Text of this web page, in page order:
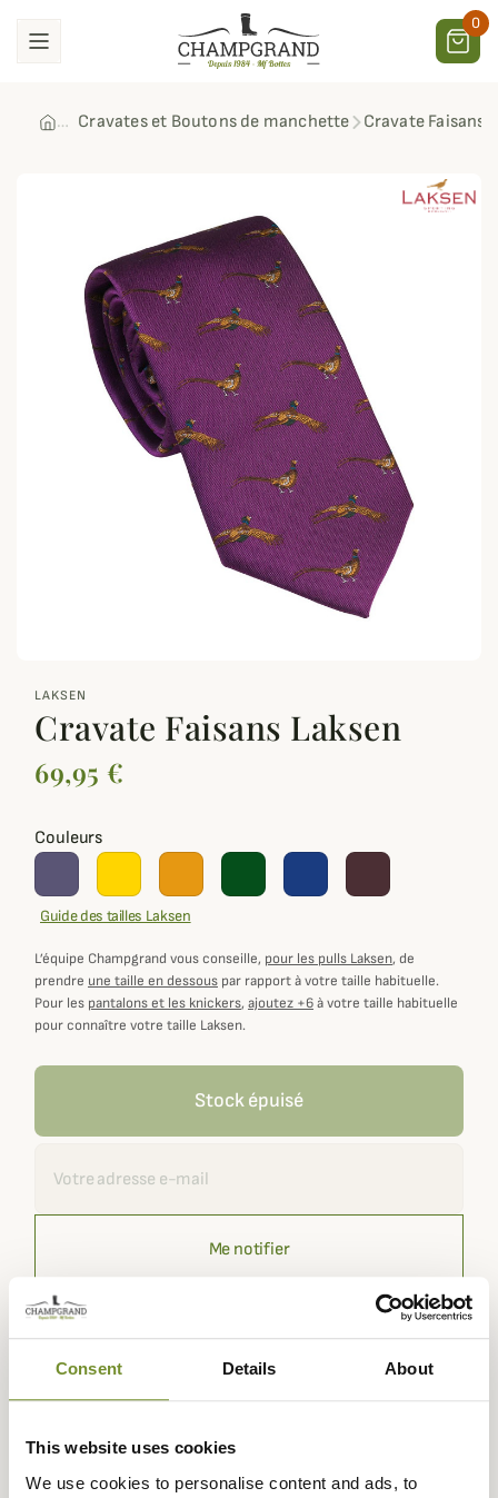
Consent Details About
This website uses cookies
We use cookies to personalise content and ads, to
0
Cravates et Boutons de manchette Cravate Faisans
LAKSEN
Cravate Faisans Laksen
69,95 €
Couleurs
Guide des tailles Laksen
L’équipe Champgrand vous conseille, pour les pulls Laksen, de
prendre une taille en dessous par rapport à votre taille habituelle.
Pour les pantalons et les knickers, ajoutez +6à votre taille habituelle
pour connaître votre taille Laksen.
Stock épuisé
Me notifier
Recevez une notification dès que ce produit est de nouveau
disponible.
la journée
retour sous